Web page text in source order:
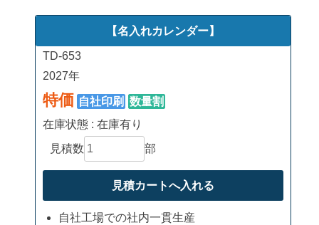
【名入れカレンダー】
TD-653
2027年
特価 自社印刷
数量割
在庫状態 : 在庫有り
見積数
部
自社工場での社内一貫生産